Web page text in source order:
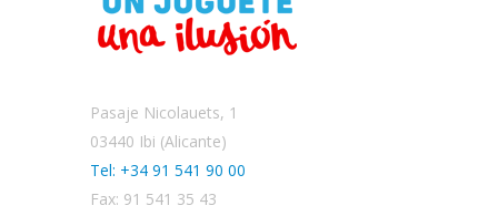
Pasaje Nicolauets, 1
03440 Ibi (Alicante)
Tel: +34 91 541 90 00
Fax: 91 541 35 43